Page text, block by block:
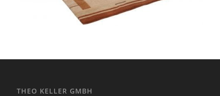
THEO KELLER GMBH